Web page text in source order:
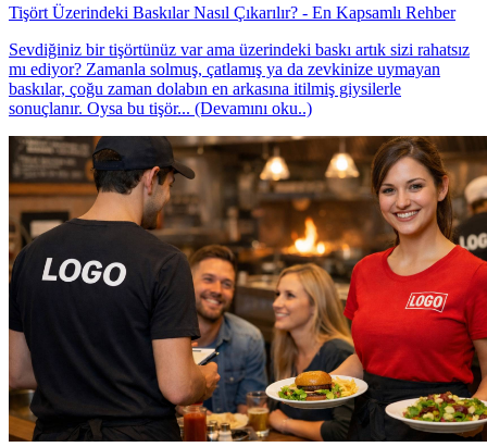
Tişört Üzerindeki Baskılar Nasıl Çıkarılır? - En Kapsamlı Rehber
Sevdiğiniz bir tişörtünüz var ama üzerindeki baskı artık sizi rahatsız
mı ediyor? Zamanla solmuş, çatlamış ya da zevkinize uymayan
baskılar, çoğu zaman dolabın en arkasına itilmiş giysilerle
sonuçlanır. Oysa bu tişör... (Devamını oku..)